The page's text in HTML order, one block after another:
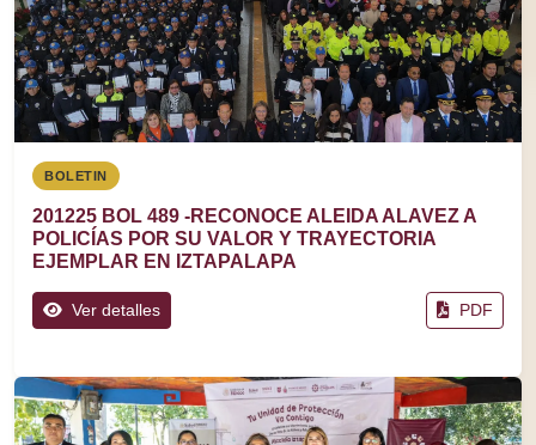
BOLETIN
201225 BOL 489 -RECONOCE ALEIDA ALAVEZ A
POLICÍAS POR SU VALOR Y TRAYECTORIA
EJEMPLAR EN IZTAPALAPA
Ver detalles PDF